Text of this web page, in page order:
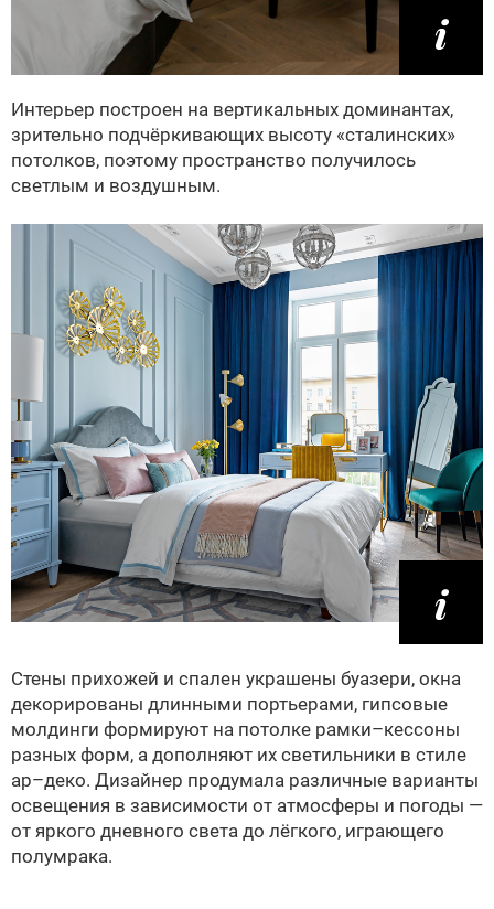
Интерьер построен на вертикальных доминантах,
зрительно подчёркивающих высоту «сталинских»
потолков, поэтому пространство получилось
светлым и воздушным.
Стены прихожей и спален украшены буазери, окна
декорированы длинными портьерами, гипсовые
молдинги формируют на потолке рамки–кессоны
разных форм, а дополняют их светильники в стиле
ар–деко. Дизайнер продумала различные варианты
освещения в зависимости от атмосферы и погоды —
от яркого дневного света до лёгкого, играющего
полумрака.